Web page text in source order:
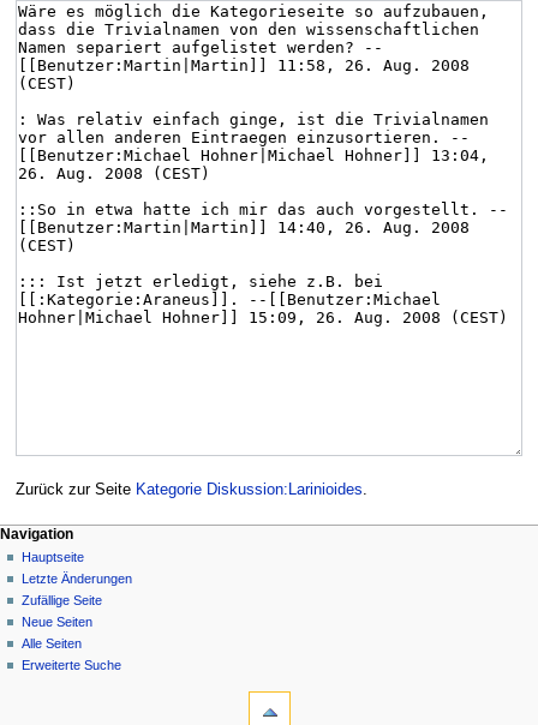
Zurück zur Seite Kategorie Diskussion:Larinioides
Navigation
Hauptseite
Letzte Änderungen
Zufällige Seite
Neue Seiten
Alle Seiten
Erweiterte Suche